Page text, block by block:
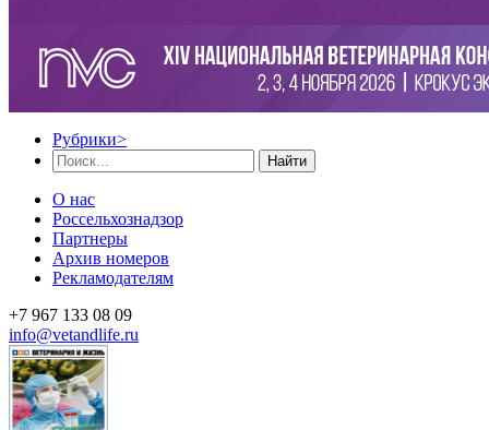
Рубрики>
Найти
О нас
Россельхознадзор
Партнеры
Архив номеров
Рекламодателям
+7 967 133 08 09
info@vetandlife.ru